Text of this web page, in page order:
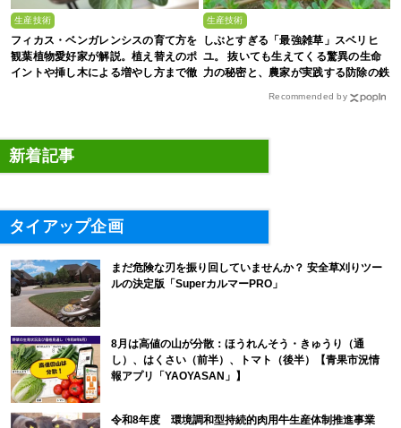
生産技術
フィカス・ベンガレンシスの育て方を
観葉植物愛好家が解説。植え替えのポ
イントや挿し木による増やし方まで徹
生産技術
しぶとすぎる「最強雑草」スベリヒ
ユ。 抜いても生えてくる驚異の生命
力の秘密と、農家が実践する防除の鉄
Recommended by
新着記事
タイアップ企画
まだ危険な刃を振り回していませんか？ 安全草刈りツー
ルの決定版「SuperカルマーPRO」
8月は高値の山が分散：ほうれんそう・きゅうり（通
し）、はくさい（前半）、トマト（後半）【青果市況情
報アプリ「YAOYASAN」】
令和8年度 環境調和型持続的肉用牛生産体制推進事業